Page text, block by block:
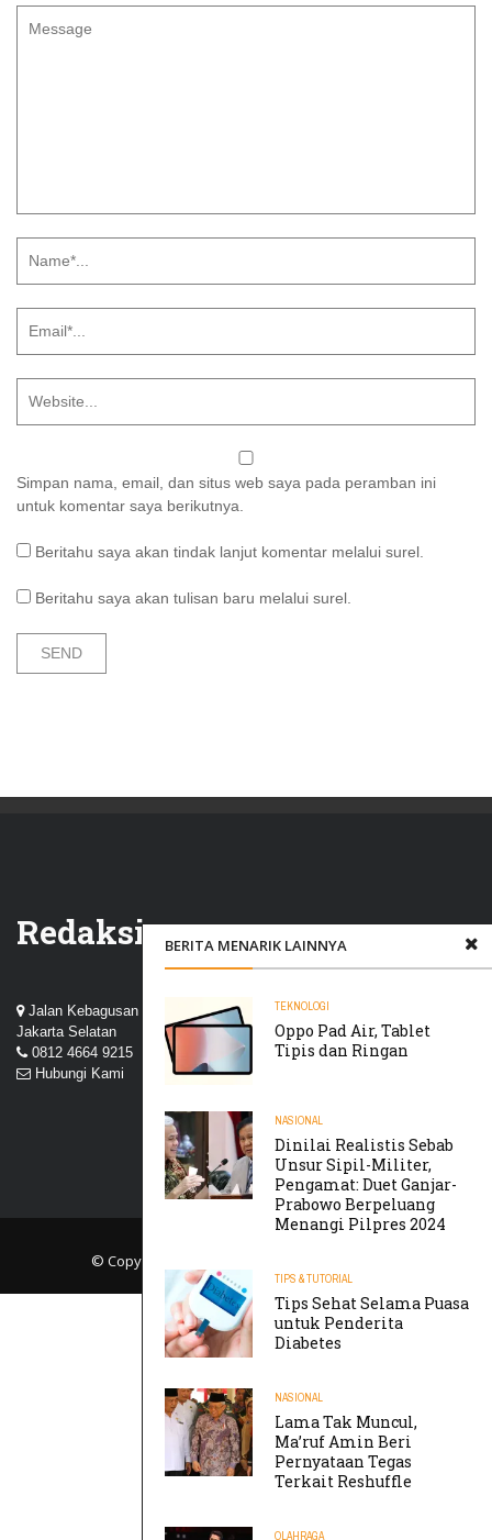
Simpan nama, email, dan situs web saya pada peramban ini
untuk komentar saya berikutnya.
Beritahu saya akan tindak lanjut komentar melalui surel.
Beritahu saya akan tulisan baru melalui surel.
BERITA MENARIK LAINNYA
TEKNOLOGI
Oppo Pad Air, Tablet
Tipis dan Ringan
NASIONAL
Dinilai Realistis Sebab
Unsur Sipil-Militer,
Pengamat: Duet Ganjar-
Prabowo Berpeluang
Menangi Pilpres 2024
TIPS & TUTORIAL
Tips Sehat Selama Puasa
untuk Penderita
Diabetes
NASIONAL
Lama Tak Muncul,
Ma’ruf Amin Beri
Pernyataan Tegas
Terkait Reshuffle
OLAHRAGA
Redaksi
Jalan Kebagusan III, Perum Nuansa Kebagusan, Pasar Minggu,
Jakarta Selatan
0812 4664 9215
Hubungi Kami
© Copyright 2019